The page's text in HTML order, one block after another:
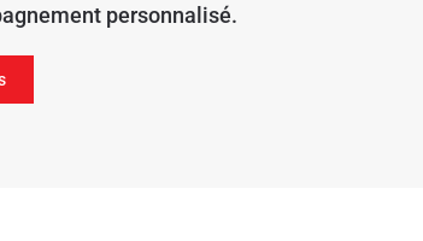
personnalisé.